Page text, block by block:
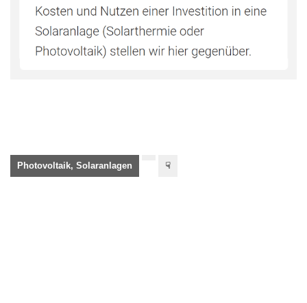
Photovoltaik, Solaranlagen ☟